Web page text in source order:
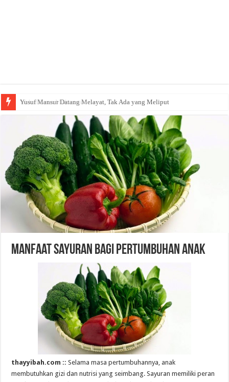
Yusuf Mansur Datang Melayat, Tak Ada yang Meliput
Manfaat Sayuran Bagi Pertumbuhan Anak
thayyibah.com ::Selama masa pertumbuhannya, anak
membutuhkan gizi dan nutrisi yang seimbang. Sayuran memiliki peran